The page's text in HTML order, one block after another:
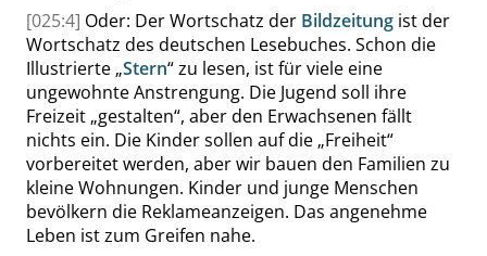
[025:4] Oder: Der Wortschatz der Bildzeitung ist der
Wortschatz des deutschen Lesebuches. Schon die
Illustrierte „Stern“zu lesen, ist für viele eine
ungewohnte Anstrengung. Die Jugend soll ihre
Freizeit „gestalten“, aber den Erwachsenen fällt
nichts ein. Die Kinder sollen auf die „Freiheit“
vorbereitet werden, aber wir bauen den Familien zu
kleine Wohnungen. Kinder und junge Menschen
bevölkern die Reklameanzeigen. Das angenehme
Leben ist zum Greifen nahe.